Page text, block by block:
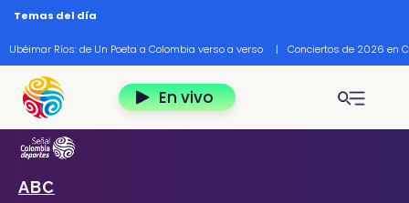
Pasar al contenido principal
Temas del día
Ubéimar Ríos: de Un Poeta a Colombia verso a verso | Conciertos de 2026 en
En vivo
ABC
Home